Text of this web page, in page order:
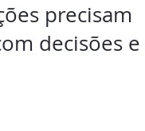
precisam
decisões e